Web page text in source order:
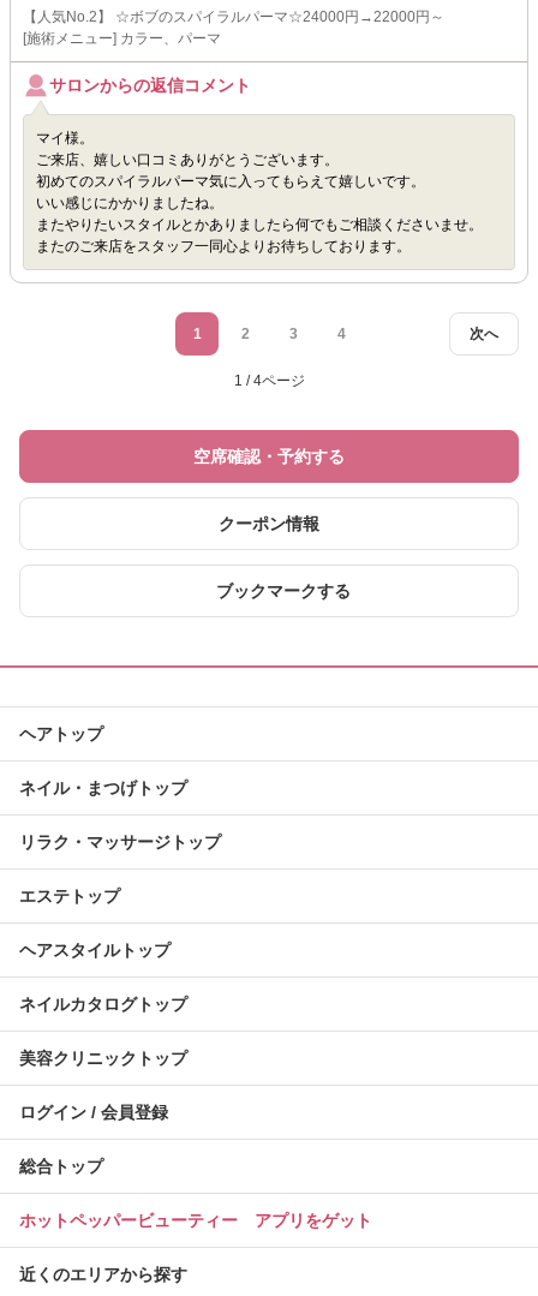
【人気No.2】 ☆ボブのスパイラルパーマ☆24000円→22000円～
[施術メニュー] カラー、パーマ
サロンからの返信コメント
マイ様。
ご来店、嬉しい口コミありがとうございます。
初めてのスパイラルパーマ気に入ってもらえて嬉しいです。
いい感じにかかりましたね。
またやりたいスタイルとかありましたら何でもご相談くださいませ。
またのご来店をスタッフ一同心よりお待ちしております。
次へ
1 2 3 4
1 / 4ページ
空席確認・予約する
クーポン情報
ブックマークする
ヘアトップ
ネイル・まつげトップ
リラク・マッサージトップ
エステトップ
ヘアスタイルトップ
ネイルカタログトップ
美容クリニックトップ
ログイン / 会員登録
総合トップ
ホットペッパービューティー アプリをゲット
近くのエリアから探す